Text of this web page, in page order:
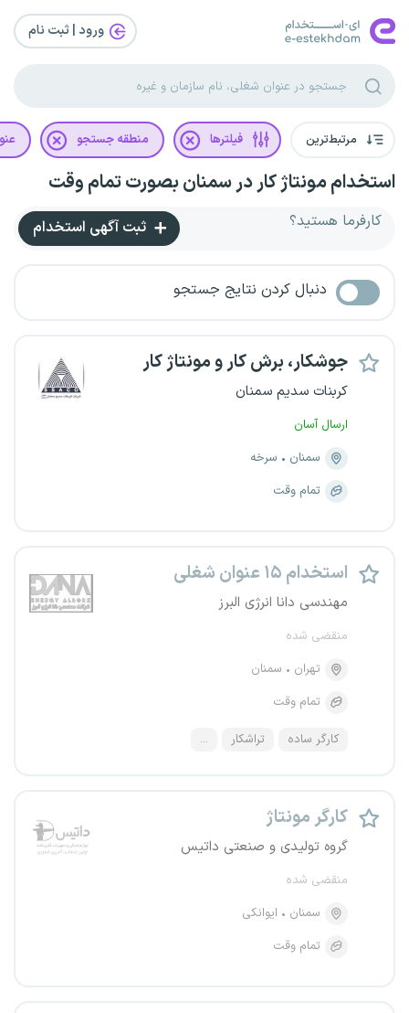
ورود | ثبت‌ نام
مرتبط‌ترین فیلترها منطقه جستجو
استخدام مونتاژ کار در سمنان بصورت تمام وقت
کارفرما هستید؟ ثبت آگهی استخدام
دنبال کردن نتایج جستجو
جوشکار، برش کار و مونتاژ کار
کربنات سدیم سمنان
ارسال آسان
سمنان
سرخه
تمام وقت
استخدام ۱۵ عنوان شغلی
مهندسی دانا انرژی البرز
منقضی شده
تهران
سمنان
تمام وقت
کارگر ساده تراشکار ...
کارگر مونتاژ
گروه تولیدی و صنعتی داتیس
منقضی شده
سمنان
ایوانکی
تمام وقت